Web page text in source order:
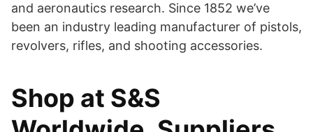
and aeronautics research. Since 1852 we’ve
been an industry leading manufacturer of pistols,
revolvers, rifles, and shooting accessories.
Shop at S&S